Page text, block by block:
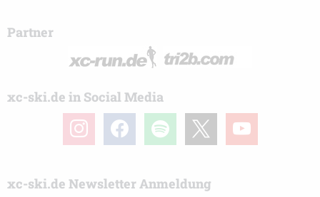
Partner
xc-ski.de in Social Media
instagramfacebook spotify youtube
xc-ski.de Newsletter Anmeldung